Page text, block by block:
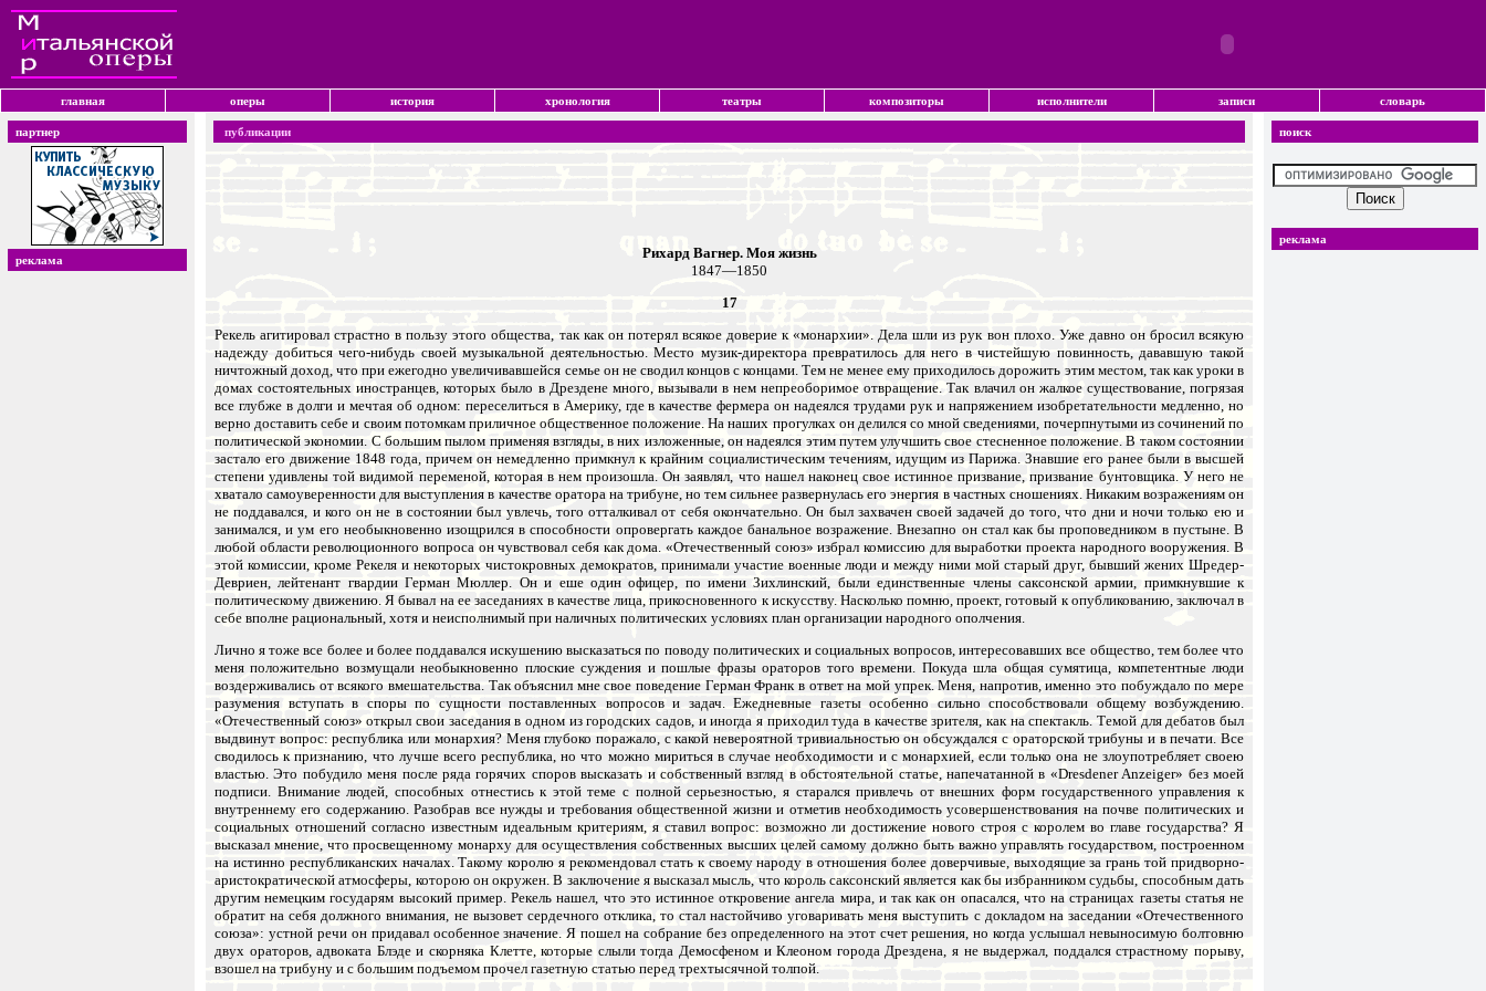
главная оперы история хронология театры композиторы исполнители записи словарь
партнер
реклама
публикации
Рихард Вагнер. Моя жизнь
1847—1850
17
Рекель агитировал страстно в пользу этого общества, так как он потерял всякое доверие к «монархии». Дела шли из рук вон плохо. Уже давно он бросил всякую
надежду добиться чего-нибудь своей музыкальной деятельностью. Место музик-директора превратилось для него в чистейшую повинность, дававшую такой
ничтожный доход, что при ежегодно увеличивавшейся семье он не сводил концов с концами. Тем не менее ему приходилось дорожить этим местом, так как уроки в
домах состоятельных иностранцев, которых было в Дрездене много, вызывали в нем непреоборимое отвращение. Так влачил он жалкое существование, погрязая
все глубже в долги и мечтая об одном: переселиться в Америку, где в качестве фермера он надеялся трудами рук и напряжением изобретательности медленно, но
верно доставить себе и своим потомкам приличное общественное положение. На наших прогулках он делился со мной сведениями, почерпнутыми из сочинений по
политической экономии. С большим пылом применяя взгляды, в них изложенные, он надеялся этим путем улучшить свое стесненное положение. В таком состоянии
застало его движение 1848 года, причем он немедленно примкнул к крайним социалистическим течениям, идущим из Парижа. Знавшие его ранее были в высшей
степени удивлены той видимой переменой, которая в нем произошла. Он заявлял, что нашел наконец свое истинное призвание, призвание бунтовщика. У него не
хватало самоуверенности для выступления в качестве оратора на трибуне, но тем сильнее развернулась его энергия в частных сношениях. Никаким возражениям он
не поддавался, и кого он не в состоянии был увлечь, того отталкивал от себя окончательно. Он был захвачен своей задачей до того, что дни и ночи только ею и
занимался, и ум его необыкновенно изощрился в способности опровергать каждое банальное возражение. Внезапно он стал как бы проповедником в пустыне. В
любой области революционного вопроса он чувствовал себя как дома. «Отечественный союз» избрал комиссию для выработки проекта народного вооружения. В
этой комиссии, кроме Рекеля и некоторых чистокровных демократов, принимали участие военные люди и между ними мой старый друг, бывший жених Шредер-
Девриен, лейтенант гвардии Герман Мюллер. Он и еше один офицер, по имени Зихлинский, были единственные члены саксонской армии, примкнувшие к
политическому движению. Я бывал на ее заседаниях в качестве лица, прикосновенного к искусству. Насколько помню, проект, готовый к опубликованию, заключал в
себе вполне рациональный, хотя и неисполнимый при наличных политических условиях план организации народного ополчения.
Лично я тоже все более и более поддавался искушению высказаться по поводу политических и социальных вопросов, интересовавших все общество, тем более что
меня положительно возмущали необыкновенно плоские суждения и пошлые фразы ораторов того времени. Покуда шла общая сумятица, компетентные люди
воздерживались от всякого вмешательства. Так объяснил мне свое поведение Герман Франк в ответ на мой упрек. Меня, напротив, именно это побуждало по мере
разумения вступать в споры по сущности поставленных вопросов и задач. Ежедневные газеты особенно сильно способствовали общему возбуждению.
«Отечественный союз» открыл свои заседания в одном из городских садов, и иногда я приходил туда в качестве зрителя, как на спектакль. Темой для дебатов был
выдвинут вопрос: республика или монархия? Меня глубоко поражало, с какой невероятной тривиальностью он обсуждался с ораторской трибуны и в печати. Все
сводилось к признанию, что лучше всего республика, но что можно мириться в случае необходимости и с монархией, если только она не злоупотребляет своею
властью. Это побудило меня после ряда горячих споров высказать и собственный взгляд в обстоятельной статье, напечатанной в «Dresdener Anzeiger» без моей
подписи. Внимание людей, способных отнестись к этой теме с полной серьезностью, я старался привлечь от внешних форм государственного управления к
внутреннему его содержанию. Разобрав все нужды и требования общественной жизни и отметив необходимость усовершенствования на почве политических и
социальных отношений согласно известным идеальным критериям, я ставил вопрос: возможно ли достижение нового строя с королем во главе государства? Я
высказал мнение, что просвещенному монарху для осуществления собственных высших целей самому должно быть важно управлять государством, построенном
на истинно республиканских началах. Такому королю я рекомендовал стать к своему народу в отношения более доверчивые, выходящие за грань той придворно-
аристократической атмосферы, которою он окружен. В заключение я высказал мысль, что король саксонский является как бы избранником судьбы, способным дать
другим немецким государям высокий пример. Рекель нашел, что это истинное откровение ангела мира, и так как он опасался, что на страницах газеты статья не
обратит на себя должного внимания, не вызовет сердечного отклика, то стал настойчиво уговаривать меня выступить с докладом на заседании «Отечественного
союза»: устной речи он придавал особенное значение. Я пошел на собрание без определенного на этот счет решения, но когда услышал невыносимую болтовню
двух ораторов, адвоката Блэде и скорняка Клетте, которые слыли тогда Демосфеном и Клеоном города Дрездена, я не выдержал, поддался страстному порыву,
взошел на трибуну и с большим подъемом прочел газетную статью перед трехтысячной толпой.
поиск
реклама